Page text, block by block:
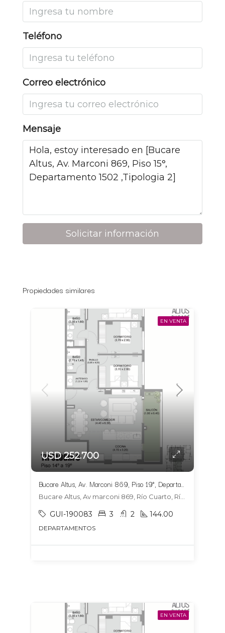
Teléfono
Correo electrónico
Mensaje
Solicitar información
Propiedades similares
EN VENTA
USD 252.700
Bucare Altus, Av. Marconi 869, Piso 19°, Departamento 1904, Tipologia 6
Bucare Altus, Av marconi 869, Río Cuarto, Río Cuarto
GUI-190083 3 2 144.00
DEPARTAMENTOS
EN VENTA